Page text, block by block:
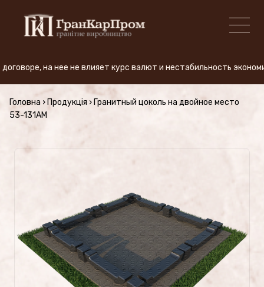
+380 (50) 380-59-57
АКЦИЯ
Продукция (Цены)
Проекты памятников
нее не влияет курс валют и нестабильность
Головна › Продукція › Гранитный цоколь на двойное место
53-131AM